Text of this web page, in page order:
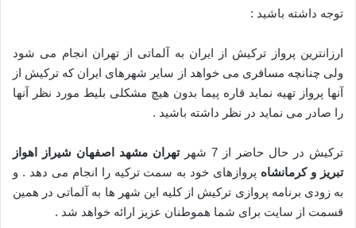
توجه داشته باشید :
ارزانترین پرواز ترکیش از ایران به آلماتی از تهران انجام می شود
ولی چنانچه مسافری می خواهد از سایر شهرهای ایران که ترکیش از
آنها پرواز تهیه نماید قاره پیما بدون هیچ مشکلی بلیط مورد نظر آنها
را صادر می نماید در نظر داشته باشید .
ترکیش در حال حاضر از 7 شهر
تهران مشهد اصفهان شیراز اهواز
تبریز و کرمانشاه پروازهای خود به سمت ترکیه را انجام می دهد . و
به زودی برنامه پروازی ترکیش از کلیه این شهر ها به آلماتی در همین
قسمت از سایت برای شما هموطنان عزیز ارائه خواهد شد .